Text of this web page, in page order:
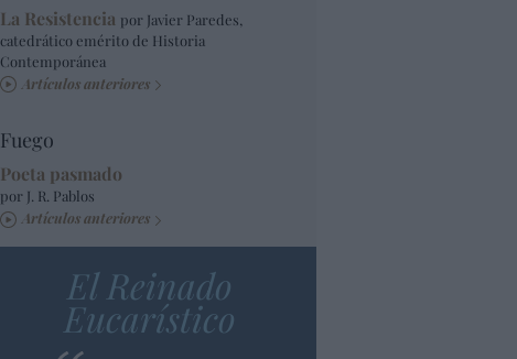
La Resistencia por Javier Paredes,
catedrático emérito de Historia
Contemporánea
Artículos anteriores
Fuego
Poeta pasmado
por J. R. Pablos
Artículos anteriores
El Reinado
Eucarístico